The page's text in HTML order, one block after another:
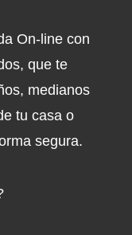
On-line con
que te
medianos
tu casa o
segura.